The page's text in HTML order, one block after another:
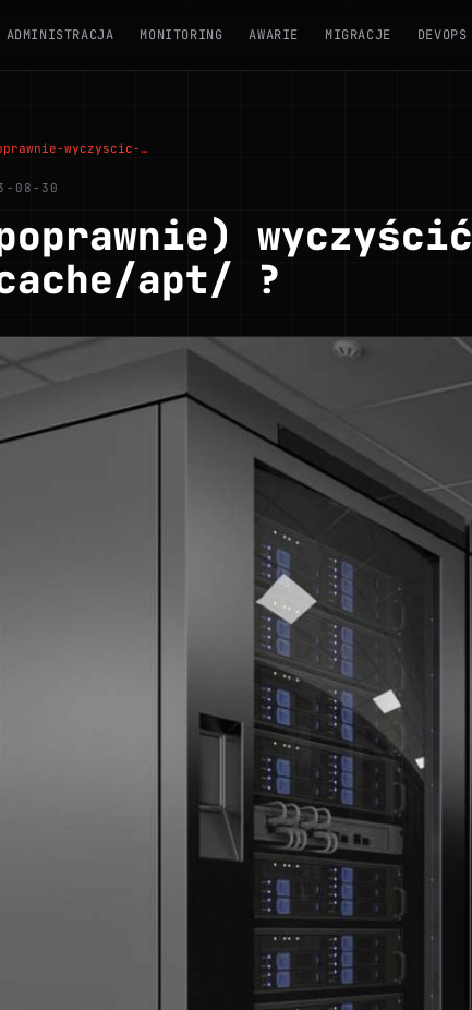
ADMINISTRACJA MONITORING AWARIE MIGRACJE DEVOPS
wyczyscic-…
08-30
wyczyścić
apt/ ?